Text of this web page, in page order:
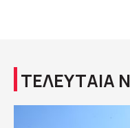
ΤΕΛΕΥΤΑΙΑ